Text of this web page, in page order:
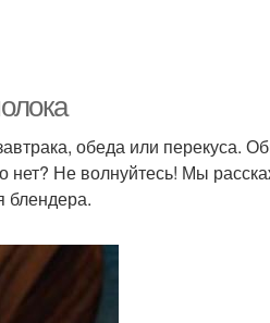
обеда или перекуса.
нет? Не волнуйтесь! Мы
блендера.